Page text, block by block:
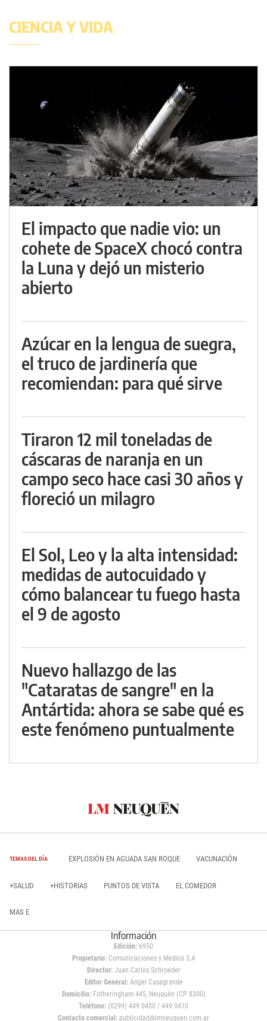
CIENCIA Y VIDA
El impacto que nadie vio: un
cohete de SpaceX chocó contra
la Luna y dejó un misterio
abierto
Azúcar en la lengua de suegra,
el truco de jardinería que
recomiendan: para qué sirve
Tiraron 12 mil toneladas de
cáscaras de naranja en un
campo seco hace casi 30 años y
floreció un milagro
El Sol, Leo y la alta intensidad:
medidas de autocuidado y
cómo balancear tu fuego hasta
el 9 de agosto
Nuevo hallazgo de las
"Cataratas de sangre" en la
Antártida: ahora se sabe qué es
este fenómeno puntualmente
TEMAS DEL DÍA EXPLOSIÓN EN AGUADA SAN ROQUE VACUNACIÓN
+SALUD +HISTORIAS PUNTOS DE VISTA EL COMEDOR
MAS E
Información
Edición: 6950
Propietario:Comunicaciones y Medios S.A
Director: Juan Carlos Schroeder
Editor General:Ángel Casagrande
Domicilio:Fotheringham 445, Neuquén (CP 8300)
Teléfono: (0299) 449 0400 / 449 0410
Contacto comercial: publicidad@lmneuquen.com.ar